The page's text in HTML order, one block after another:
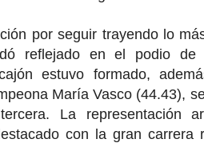
por seguir trayendo lo
reflejado en el podio de
estuvo formado,
María Vasco (44.43),
La representación
con la gran carrera